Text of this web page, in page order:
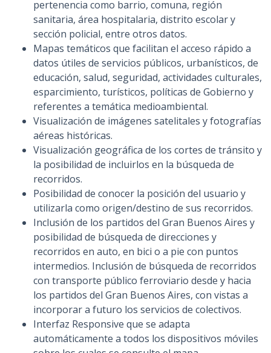
pertenencia como barrio, comuna, región
sanitaria, área hospitalaria, distrito escolar y
sección policial, entre otros datos.
Mapas temáticos que facilitan el acceso rápido a
datos útiles de servicios públicos, urbanísticos, de
educación, salud, seguridad, actividades culturales,
esparcimiento, turísticos, políticas de Gobierno y
referentes a temática medioambiental.
Visualización de imágenes satelitales y fotografías
aéreas históricas.
Visualización geográfica de los cortes de tránsito y
la posibilidad de incluirlos en la búsqueda de
recorridos.
Posibilidad de conocer la posición del usuario y
utilizarla como origen/destino de sus recorridos.
Inclusión de los partidos del Gran Buenos Aires y
posibilidad de búsqueda de direcciones y
recorridos en auto, en bici o a pie con puntos
intermedios. Inclusión de búsqueda de recorridos
con transporte público ferroviario desde y hacia
los partidos del Gran Buenos Aires, con vistas a
incorporar a futuro los servicios de colectivos.
Interfaz Responsive que se adapta
automáticamente a todos los dispositivos móviles